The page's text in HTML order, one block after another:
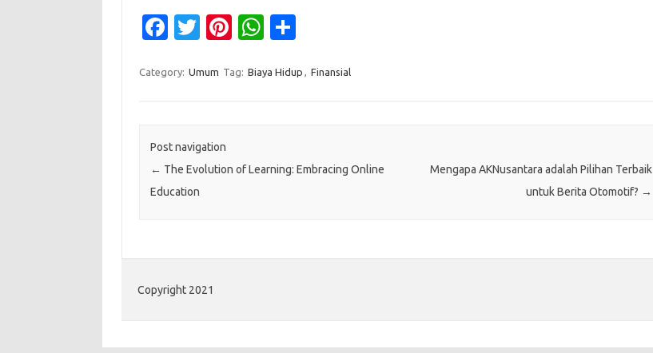
Fa
e
o
k
T
it
Pi
er
W
at
p
S
ar
Category: Umum Tag: Biaya Hidup Finansial
Post navigation
← The Evolution of Learning: Embracing Online
Education
Mengapa AKNusantara adalah Pilihan Terbaik
untuk Berita Otomotif? →
Copyright 2021